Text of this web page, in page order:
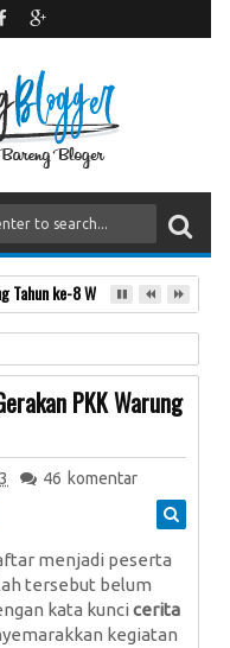
Warung Blogger : Cerita
PKK Warung
46 komentar
menjadi peserta
tersebut belum
kata kunci cerita
kegiatan